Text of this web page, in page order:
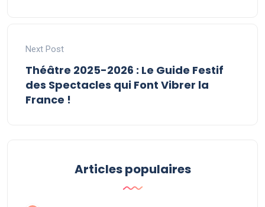
Next Post
Théâtre 2025-2026 : Le Guide Festif
des Spectacles qui Font Vibrer la
France !
Articles populaires